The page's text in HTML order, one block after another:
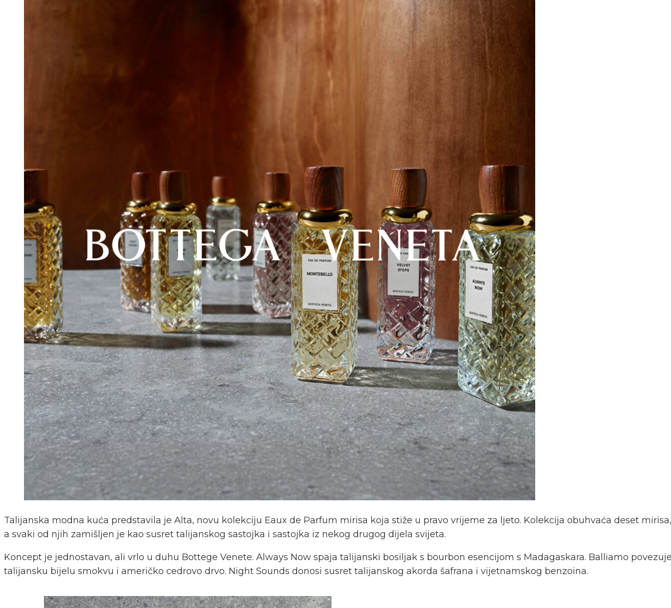
Talijanska modna kuća predstavila je Alta, novu kolekciju Eaux de Parfum mirisa koja stiže u pravo vrijeme za ljeto. Kolekcija obuhvaća deset mirisa,
a svaki od njih zamišljen je kao susret talijanskog sastojka i sastojka iz nekog drugog dijela svijeta.
Koncept je jednostavan, ali vrlo u duhu Bottege Venete. Always Now spaja talijanski bosiljak s bourbon esencijom s Madagaskara. Balliamo
talijansku bijelu smokvu i američko cedrovo drvo. Night Sounds donosi susret talijanskog akorda šafrana i vijetnamskog benzoina.